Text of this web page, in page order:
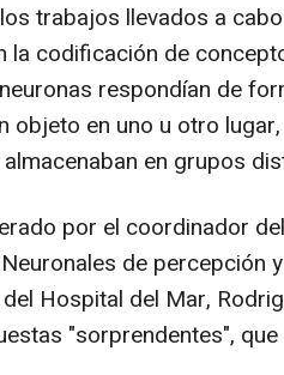
trabajos llevados a
la codificación de
respondían de
objeto en uno u otro
en grupos
por el coordinador
de percepción
Hospital del Mar,
"sorprendentes",